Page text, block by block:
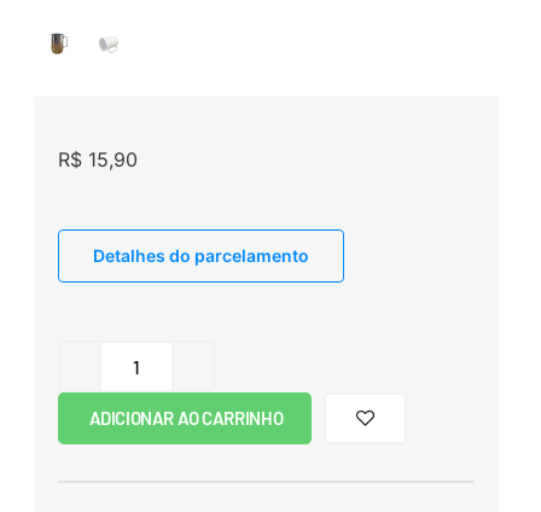
R$15,90
Detalhes do parcelamento
ADICIONAR AO CARRINHO